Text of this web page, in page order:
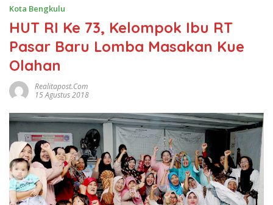
Kota Bengkulu
HUT RI Ke 73, Kelompok Ibu RT
Pasar Baru Lomba Masakan Kue
Olahan
Realitapost.com
15 Agustus 2018